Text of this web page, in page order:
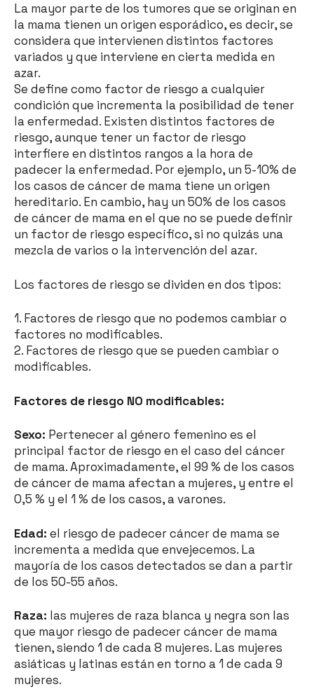
La mayor parte de los tumores que se originan en
la mama tienen un origen esporádico, es decir, se
considera que intervienen distintos factores
variados y que interviene en cierta medida en
azar.
Se define como factor de riesgo a cualquier
condición que incrementa la posibilidad de tener
la enfermedad. Existen distintos factores de
riesgo, aunque tener un factor de riesgo
interfiere en distintos rangos a la hora de
padecer la enfermedad. Por ejemplo, un 5-10% de
los casos de cáncer de mama tiene un origen
hereditario. En cambio, hay un 50% de los casos
de cáncer de mama en el que no se puede definir
un factor de riesgo específico, si no quizás una
mezcla de varios o la intervención del azar.
Los factores de riesgo se dividen en dos tipos:
1. Factores de riesgo que no podemos cambiar o
factores no modificables.
2. Factores de riesgo que se pueden cambiar o
modificables.
Factores de riesgo NO modificables:
Sexo: Pertenecer al género femenino es el
principal factor de riesgo en el caso del cáncer
de mama. Aproximadamente, el 99 % de los casos
de cáncer de mama afectan a mujeres, y entre el
0,5 % y el 1 % de los casos, a varones.
Edad: el riesgo de padecer cáncer de mama se
incrementa a medida que envejecemos. La
mayoría de los casos detectados se dan a partir
de los 50-55 años.
Raza: las mujeres de raza blanca y negra son las
que mayor riesgo de padecer cáncer de mama
tienen, siendo 1 de cada 8 mujeres. Las mujeres
asiáticas y latinas están en torno a 1 de cada 9
mujeres.